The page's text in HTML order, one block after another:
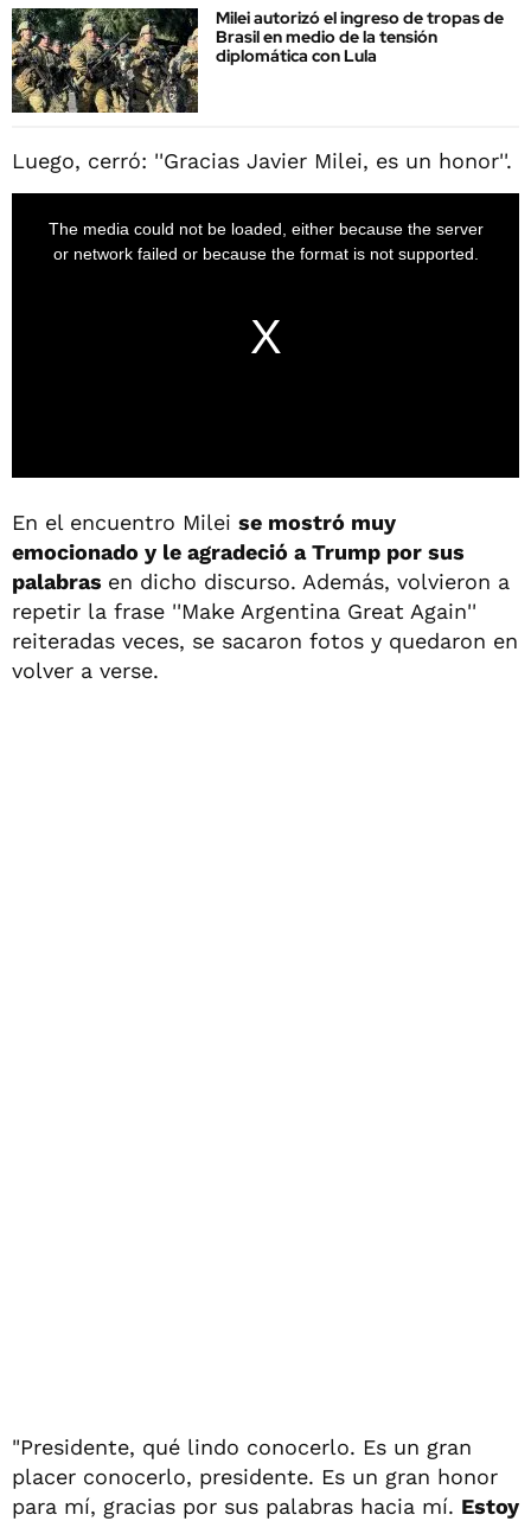
Milei autorizó el ingreso de tropas de
Brasil en medio de la tensión
diplomática con Lula
Luego, cerró: ''Gracias Javier Milei, es un honor''.
En el encuentro Milei se mostró muy
emocionado y le agradeció a Trump por sus
palabras en dicho discurso. Además, volvieron a
repetir la frase ''Make Argentina Great Again''
reiteradas veces, se sacaron fotos y quedaron en
volver a verse.
"Presidente, qué lindo conocerlo. Es un gran
placer conocerlo, presidente. Es un gran honor
para mí, gracias por sus palabras hacia mí. Estoy